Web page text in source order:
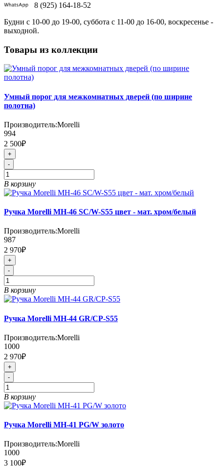
8 (925) 164-18-52
Будни с 10-00 до 19-00, суббота с 11-00 до 16-00, воскресенье -
выходной.
Товары из коллекции
Умный порог для межкомнатных дверей (по ширине
полотна)
Производитель:Morelli
994
2 500₽
+
-
В корзину
Ручка Morelli MH-46 SC/W-S55 цвет - мат. хром/белый
Производитель:Morelli
987
2 970₽
+
-
В корзину
Ручка Morelli MH-44 GR/CP-S55
Производитель:Morelli
1000
2 970₽
+
-
В корзину
Ручка Morelli MH-41 PG/W золото
Производитель:Morelli
1000
3 100₽